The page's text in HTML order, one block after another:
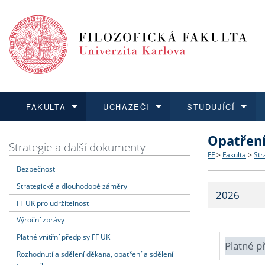
FAKULTA
Dozvědět se více
Struktura
Strategie
Fakultní
UCHAZEČI
Podat přihlášku
Co
Učitelské
STUDUJÍCÍ
Dozvědět se více
Dozvědět se více
O vědě a
Dozvědět se více
Aktuální
Strategie a další dokumenty
Bezpečnost
Strategické a dlouhodobé záměry
FF UK pro udržitelnost
Výroční zprávy
Platné vnitřní předpisy FF UK
Rozhodnutí a sdělení děkana, opatření a sdělení
FF > Fakulta >
2026
Platné